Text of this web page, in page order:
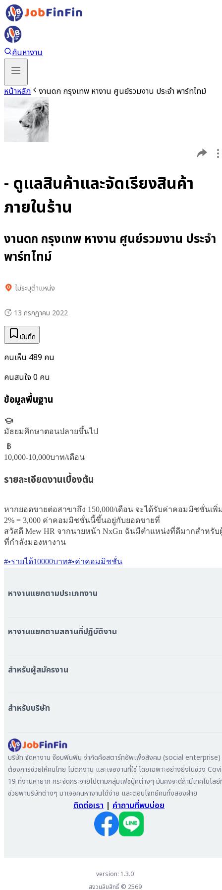
ค้นหางาน
หน้าหลัก งานดก กรุงเทพ หางาน ศูนย์รวมงาน ประจำ พาร์ทไทม์
- ดูแลสินค้าและจัดเรียงสินค้า
ภายในร้าน
งานดก กรุงเทพ หางาน ศูนย์รวมงาน ประจำ
พาร์ทไทม์
ไม่ระบุตำแหน่ง
13 กรกฎาคม 2022
บันทึก
คนเห็น 489 คน
คนสนใจ 0 คน
ข้อมูลพื้นฐาน
มัธยมศึกษาตอนปลายขึ้นไป
฿
10,000-10,000บาท/เดือน
รายละเอียดงานเบื้องต้น
หากยอดขายต่อสาขาถึง 150,000/เดือน จะได้รับค่าคอมมิชชั่นเพิ่
2% = 3,000 ค่าคอมมิชชั่นนี้ขึ้นอยู่กับยอดขายที่
สวัสดี Mew HR จากนายหน้า NxGn ฉันมีตำแหน่งที่ดีมากสำหรับ
ที่กำลังมองหางาน
#•รายได้10000บาท#•ค่าคอมมิชชั่น
หางานแยกตามประเภทงาน
หมวดหมู่บริษัททั้งหมด
หางานแยกตามสถานที่ปฏิบัติงาน
หางาน กรุงเทพมหานคร
หางาน เชียงใหม่
หางาน สมุทรสาคร
หางาน ระยอง
หางาน สมุทรสาหางาน ภูเก็ต
หางาน พระนครศรีอยุธยา
สำหรับผู้สมัครงาน
เข้าสู่ระบบ
สำหรับบริษัท
ลงประกาศรับสมัครงาน
ค้นหาผู้สมัครงาน
ลงโฆษณา
บริษัท จัดหางาน จ๊อบฟินฟิน จำกัดคือสตาร์ทอัพเพื่อสังคม (social
ต้องการช่วยให้คนไทย ไม่ตกงาน และเจองานที่ใช่ โดยเฉพาะอย่างยิ่งในช่วง
19 ที่งานหายาก กระจัดกระจายไปตามกลุ่มเฟซบุ๊คต่างๆ มันคงจะดีถ้ามีเทคโนโล
ช่วยพาบริษัทต่างๆ มาเจอคนหางานได้ง่าย และตอบโจทย์คนทั้งสองฝ่าย
ติดต่อเรา | คำถามที่พบบ่อย
version: 1.3.0
สงวนลิขสิทธิ์ © 2569